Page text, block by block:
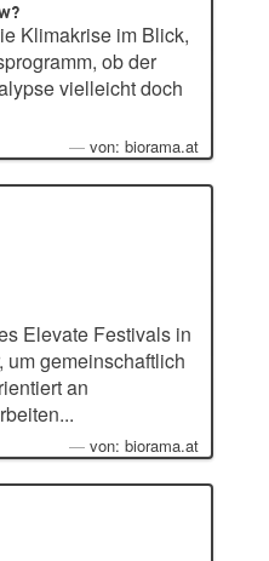
Klimakrise im Blick,
ob der
vielleicht doch
von: biorama.at
Elevate Festivals in
um gemeinschaftlich
an
von: biorama.at